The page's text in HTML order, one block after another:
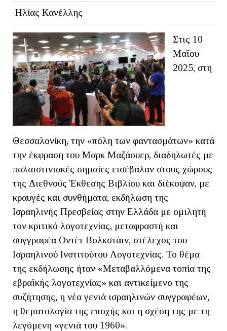
Ηλίας Κανέλλης
Στις 10
Μαΐου
2025, στη
Θεσσαλονίκη, την «πόλη των φαντασμάτων» κατά
την έκφραση του Μαρκ Μαζάουερ, διαδηλωτές με
παλαιστινιακές σημαίες εισέβαλαν στους χώρους
της Διεθνούς Έκθεσης Βιβλίου και διέκοψαν, με
κραυγές και συνθήματα, εκδήλωση της
Ισραηλινής Πρεσβείας στην Ελλάδα με ομιλητή
τον κριτικό λογοτεχνίας, μεταφραστή και
συγγραφέα Οντέτ Βολκστάιν, στέλεχος του
Ισραηλινού Ινστιτούτου Λογοτεχνίας. Το θέμα
της εκδήλωσης ήταν «Μεταβαλλόμενα τοπία της
εβραϊκής λογοτεχνίας» και αντικείμενο της
συζήτησης, η νέα γενιά ισραηλινών συγγραφέων,
η θεματολογία της εποχής και η σχέση της με τη
λεγόμενη «γενιά του 1960».